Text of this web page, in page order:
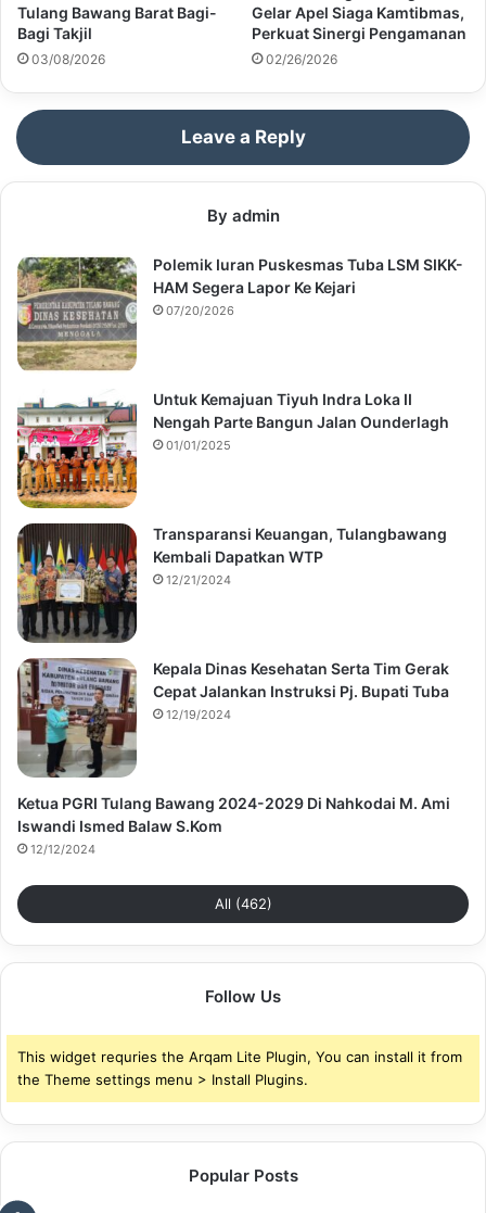
Tulang Bawang Barat Bagi-
Bagi Takjil
03/08/2026
Gelar Apel Siaga Kamtibmas,
Perkuat Sinergi Pengamanan
02/26/2026
Leave a Reply
By admin
Polemik Iuran Puskesmas Tuba LSM SIKK-
HAM Segera Lapor Ke Kejari
07/20/2026
Untuk Kemajuan Tiyuh Indra Loka II
Nengah Parte Bangun Jalan Ounderlagh
01/01/2025
Transparansi Keuangan, Tulangbawang
Kembali Dapatkan WTP
12/21/2024
Kepala Dinas Kesehatan Serta Tim Gerak
Cepat Jalankan Instruksi Pj. Bupati Tuba
12/19/2024
Ketua PGRI Tulang Bawang 2024-2029 Di Nahkodai M. Ami
Iswandi Ismed Balaw S.Kom
12/12/2024
All (462)
Follow Us
This widget requries the Arqam Lite Plugin, You can install it from
the Theme settings menu > Install Plugins.
Popular Posts